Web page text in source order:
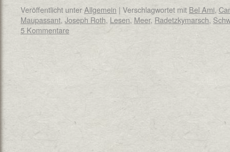
Veröffentlicht unterAllgemein | Verschlagwortet mit Bel Ami,
Maupassant, Joseph Roth, Lesen, Meer, Radetzkymarsch,
5 Kommentare